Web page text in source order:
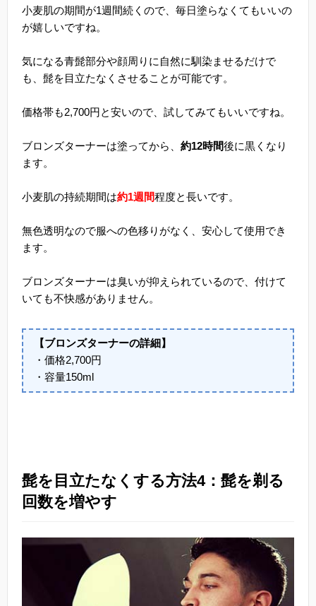
小麦肌の期間が1週間続くので、毎日塗らなくてもいいの
が嬉しいですね。
気になる青髭部分や顔周りに自然に馴染ませるだけで
も、髭を目立たなくさせることが可能です。
価格帯も2,700円と安いので、試してみてもいいですね。
ブロンズターナーは塗ってから、 約12時間後に黒くなり
ます。
小麦肌の持続期間は約1週間程度と長いです。
無色透明なので服への色移りがなく、安心して使用でき
ます。
ブロンズターナーは臭いが抑えられているので、付けて
いても不快感がありません。
【ブロンズターナーの詳細】
・価格2,700円
・容量150ml
髭を目立たなくする方法4：髭を剃る
回数を増やす